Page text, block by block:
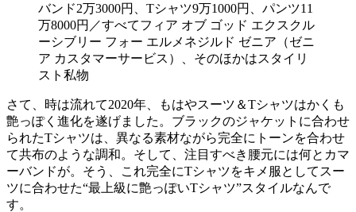
バンド2万3000円、Tシャツ9万1000円、パンツ11
万8000円／すべてフィア オブ ゴッド エクスクル
ーシブリー フォー エルメネジルド ゼニア（ゼニ
ア カスタマーサービス）、そのほかはスタイリ
スト私物
さて、時は流れて2020年、もはやスーツ＆Tシャツはかくも
艶っぽく進化を遂げました。ブラックのジャケットに合わせ
られたTシャツは、異なる素材ながら完全にトーンを合わせ
て共布のような調和。そして、注目すべき腰元には何とカマ
ーバンドが。そう、これ完全にTシャツをキメ服としてスー
ツに合わせた“最上級に艶っぽいTシャツ”スタイルなんで
す。